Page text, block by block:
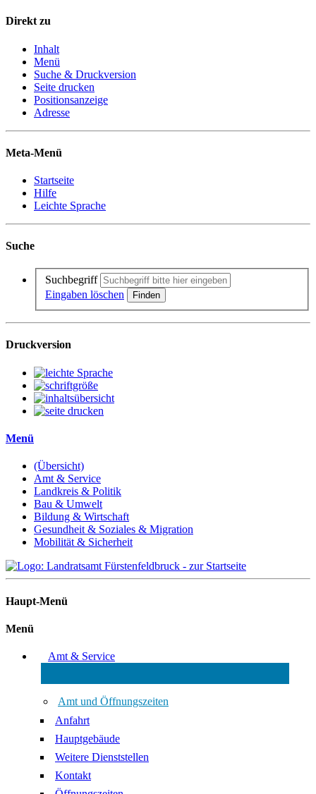
Direkt zu
Inhalt
Menü
Suche & Druckversion
Seite drucken
Positionsanzeige
Adresse
Meta-Menü
Startseite
Hilfe
Leichte Sprache
Suche
Suchbegriff
Eingaben löschen
Druckversion
Menü
(Übersicht)
Amt & Service
Landkreis & Politik
Bau & Umwelt
Bildung & Wirtschaft
Gesundheit & Soziales & Migration
Mobilität & Sicherheit
Haupt-Menü
Menü
Amt & Service
Amt und Öffnungszeiten
Anfahrt
Hauptgebäude
Weitere Dienststellen
Kontakt